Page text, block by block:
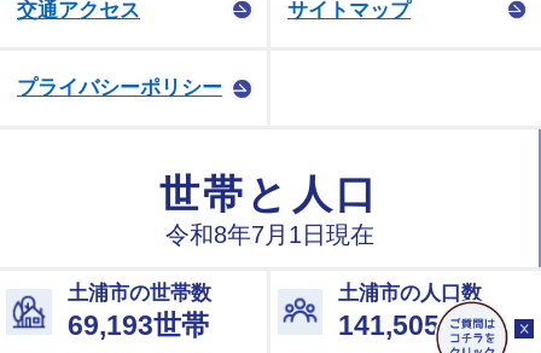
交通アクセス サイトマップ
プライバシーポリシー